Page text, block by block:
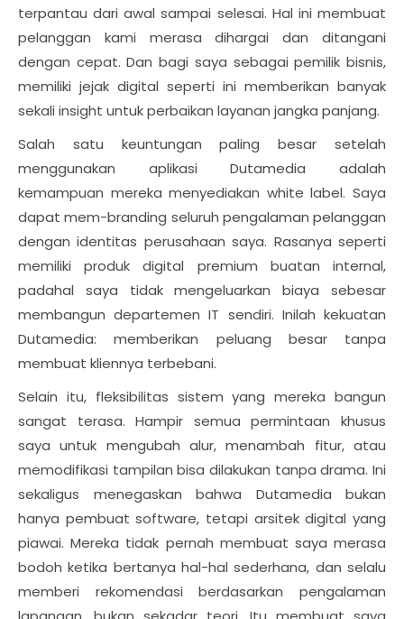
terpantau dari awal sampai selesai. Hal ini membuat
pelanggan kami merasa dihargai dan ditangani
dengan cepat. Dan bagi saya sebagai pemilik bisnis,
memiliki jejak digital seperti ini memberikan banyak
sekali insight untuk perbaikan layanan jangka panjang.
Salah satu keuntungan paling besar setelah
menggunakan aplikasi Dutamedia adalah
kemampuan mereka menyediakan white label. Saya
dapat mem-branding seluruh pengalaman pelanggan
dengan identitas perusahaan saya. Rasanya seperti
memiliki produk digital premium buatan internal,
padahal saya tidak mengeluarkan biaya sebesar
membangun departemen IT sendiri. Inilah kekuatan
Dutamedia: memberikan peluang besar tanpa
membuat kliennya terbebani.
Selain itu, fleksibilitas sistem yang mereka bangun
sangat terasa. Hampir semua permintaan khusus
saya untuk mengubah alur, menambah fitur, atau
memodifikasi tampilan bisa dilakukan tanpa drama. Ini
sekaligus menegaskan bahwa Dutamedia bukan
hanya pembuat software, tetapi arsitek digital yang
piawai. Mereka tidak pernah membuat saya merasa
bodoh ketika bertanya hal-hal sederhana, dan selalu
memberi rekomendasi berdasarkan pengalaman